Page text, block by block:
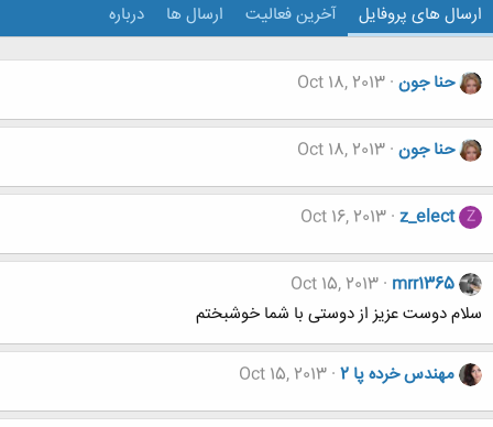
ارسال های پروفایل آخرین فعالیت ارسال ها درباره
حنا جون Oct 18, 2013
حنا جون Oct 18, 2013
Z
z_elect
Oct 16, 2013
mrr1365
Oct 15, 2013
سلام دوست عزیز از دوستی با شما خوشبختم
مهندس خرده پا 2 Oct 15, 2013